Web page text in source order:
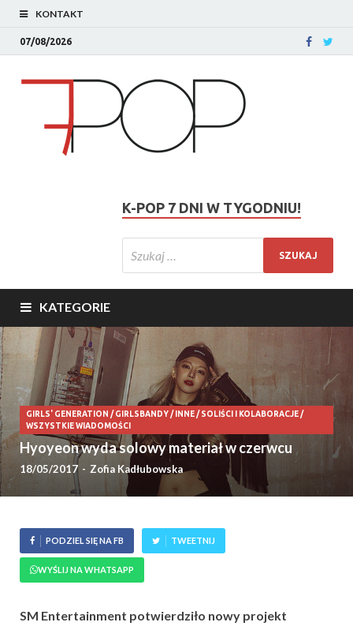
KONTAKT
07/08/2026
K-POP 7 DNI W TYGODNIU!
KATEGORIE
GIRLS' GENERATION /GIRLSBANDY/ INNE/SOLIŚCI I KOLABORACJE/
WSZYSTKIE WIADOMOŚCI
Hyoyeon wyda solowy materiał w czerwcu
18/05/2017 - Zofia Kadłubowska
PODZIEL SIĘ NA FB TWEETNIJ
WYŚLIJ NA WHATSAPP
SM Entertainment potwierdziło nowy projekt